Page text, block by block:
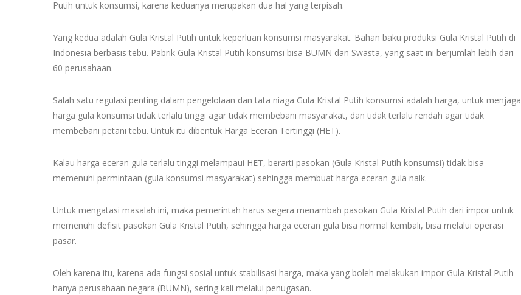
Putih untuk konsumsi, karena keduanya merupakan dua hal yang terpisah.
Yang kedua adalah Gula Kristal Putih untuk keperluan konsumsi masyarakat. Bahan baku produksi Gula Kristal Putih di
Indonesia berbasis tebu. Pabrik Gula Kristal Putih konsumsi bisa BUMN dan Swasta, yang saat ini berjumlah lebih dari
60 perusahaan.
Salah satu regulasi penting dalam pengelolaan dan tata niaga Gula Kristal Putih konsumsi adalah harga, untuk menjaga
harga gula konsumsi tidak terlalu tinggi agar tidak membebani masyarakat, dan tidak terlalu rendah agar tidak
membebani petani tebu. Untuk itu dibentuk Harga Eceran Tertinggi (HET).
Kalau harga eceran gula terlalu tinggi melampaui HET, berarti pasokan (Gula Kristal Putih konsumsi) tidak bisa
memenuhi permintaan (gula konsumsi masyarakat) sehingga membuat harga eceran gula naik.
Untuk mengatasi masalah ini, maka pemerintah harus segera menambah pasokan Gula Kristal Putih dari impor untuk
memenuhi defisit pasokan Gula Kristal Putih, sehingga harga eceran gula bisa normal kembali, bisa melalui operasi
pasar.
Oleh karena itu, karena ada fungsi sosial untuk stabilisasi harga, maka yang boleh melakukan impor Gula Kristal Putih
hanya perusahaan negara (BUMN), sering kali melalui penugasan.